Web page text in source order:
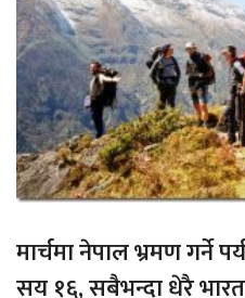
मार्चमा नेपाल भ्रमण गर्ने
सय १६, सबैभन्दा धेरै